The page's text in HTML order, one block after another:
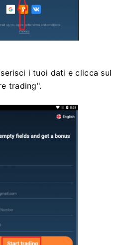
i tuoi dati e clicca sul
trading".